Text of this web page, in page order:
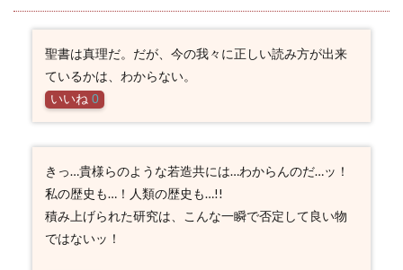
聖書は真理だ。だが、今の我々に正しい読み方が出来
ているかは、わからない。
いいね 0
きっ…貴様らのような若造共には…わからんのだ…ッ！
私の歴史も…！人類の歴史も…!!
積み上げられた研究は、こんな一瞬で否定して良い物
ではないッ！